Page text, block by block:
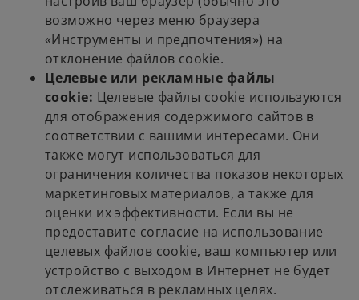
возможно через меню браузера
«Инструменты и предпочтения») на
отклонение файлов cookie.
Целевые или рекламные файлы
cookie: Целевые файлы cookie используются
для отображения содержимого сайтов в
соответствии с вашими интересами. Они
также могут использоваться для
ограничения количества показов некоторых
маркетинговых материалов, а также для
оценки их эффективности. Если вы не
предоставите согласие на использование
целевых файлов cookie, ваш компьютер или
устройство с выходом в Интернет не будет
отслеживаться в рекламных целях.